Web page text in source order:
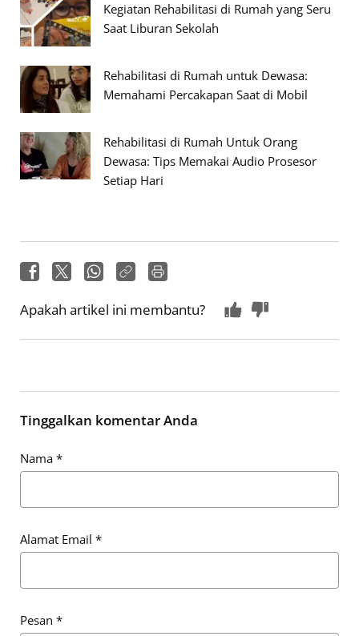
Kegiatan Rehabilitasi di Rumah yang Seru
Saat Liburan Sekolah
Rehabilitasi di Rumah untuk Dewasa:
Memahami Percakapan Saat di Mobil
Rehabilitasi di Rumah Untuk Orang
Dewasa: Tips Memakai Audio Prosesor
Setiap Hari
Apakah artikel ini membantu?
Tinggalkan komentar Anda
Nama *
Alamat Email *
Pesan *